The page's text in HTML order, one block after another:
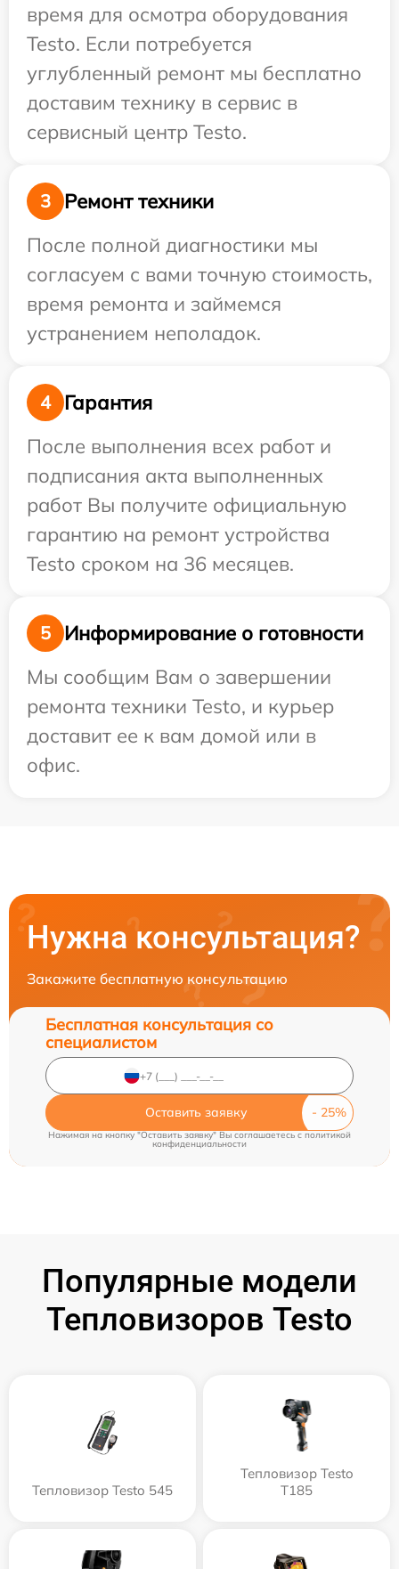
время для осмотра оборудования
Testo. Если потребуется
углубленный ремонт мы бесплатно
доставим технику в сервис в
сервисный центр Testo.
3
Ремонт техники
После полной диагностики мы
согласуем с вами точную стоимость,
время ремонта и займемся
устранением неполадок.
4
Гарантия
После выполнения всех работ и
подписания акта выполненных
работ Вы получите официальную
гарантию на ремонт устройства
Testo сроком на 36 месяцев.
5
Информирование о готовности
Мы сообщим Вам о завершении
ремонта техники Testo, и курьер
доставит ее к вам домой или в
офис.
Нужна консультация?
Закажите бесплатную консультацию
Бесплатная консультация со
специалистом
Оставить заявку
Нажимая на кнопку "Оставить заявку" Вы соглашаетесь cполитикой
конфиденциальности
Популярные модели
Тепловизоров Testo
Тепловизор Testo 545
Тепловизор Testo
T185